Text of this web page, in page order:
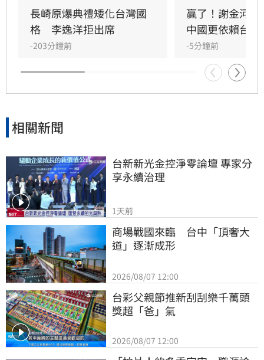
台灣非國家，國民黨乾脆宣布放棄2028大選。
長崎原爆典禮矮化台灣國
格　李逸洋拒出席
-203分鐘前
贏了！謝金河
中國更依賴台灣
-5分鐘前
相關新聞
台新新光金控淨零論壇 專家分
享永續治理
1天前
商場戰國來臨　台中「頂奢大
道」逐漸成形
2026/08/07 12:00
台彩父親節推新刮刮樂千萬頭
獎超「爸」氣
2026/08/07 12:00